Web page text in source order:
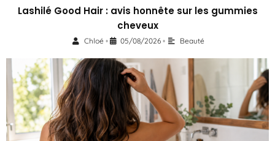
Lashilé Good Hair : avis honnête sur les gummies
cheveux
Chloé • 05/08/2026 • Beauté